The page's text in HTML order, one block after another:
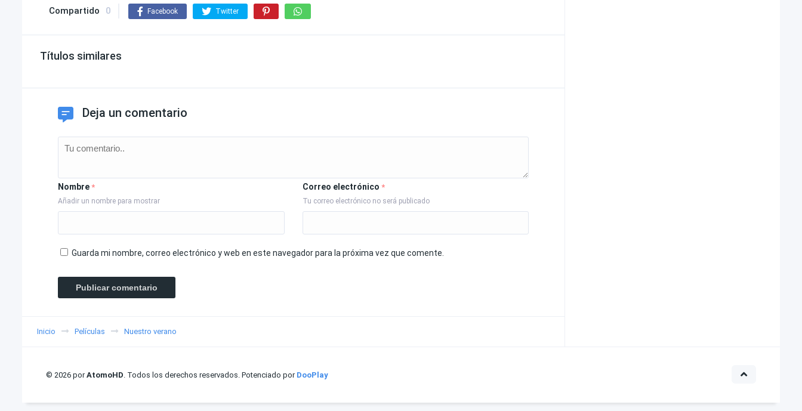
Compartido 0 Facebook Twitter
Títulos similares
Deja un comentario
Nombre *
Añadir un nombre para mostrar
Correo electrónico *
Tu correo electrónico no será publicado
Guarda mi nombre, correo electrónico y web en este navegador para la próxima vez que comente.
Inicio Películas Nuestro verano
© 2026 porAtomoHD. Todos los derechos reservados. Potenciado por DooPlay